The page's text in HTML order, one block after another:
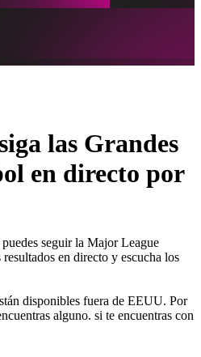
las Grandes
en directo por
seguir la Major League
en directo y escucha los
disponibles fuera de EEUU. Por
alguno. si te encuentras con